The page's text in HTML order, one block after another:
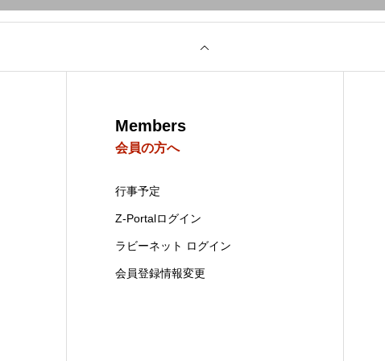
Members
会員の方へ
行事予定
Z-Portalログイン
ラビーネット ログイン
会員登録情報変更